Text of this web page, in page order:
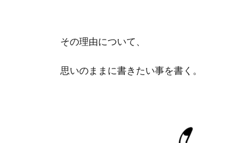
その理由について、
思いのままに書きたい事を書く。